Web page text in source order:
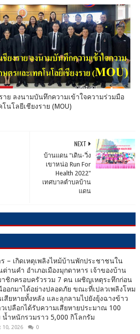
าย ลงนามบันทึกความเข้าใจความร่วมมือ
นโลยีเชียงราย (MOU)
NEXT
บ้านแดน​ "เดิน-วิ่ง
เขาหน่อ​ Run For
Health 2022"
เทศบาลตำบลบ้าน
แดน
– เกิดเหตุเพลิงไหม้บ้านพักประชาชนใน
านคำ อำเภอเมืองมุกดาหาร เจ้าของบ้าน
ชิกครอบครัวรวม 7 คน เผชิญเหตุระทึกก่อน
อกมาได้อย่างปลอดภัย ขณะที่เปลวเพลิงโหม
สียหายทั้งหลัง และลุกลามไปยังยุ้งฉางข้าว
เปลือกได้รับความเสียหายประมาณ 100
น้ำหนักรวมราว 5,000 กิโลกรัม
10, 2026 0